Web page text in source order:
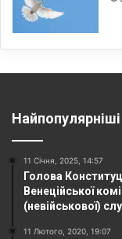
Найпопулярніші
11 Січня, 2025, 14:57
Голова
Венеційської
(невійськової)
11 Лютого, 2020, 19:07